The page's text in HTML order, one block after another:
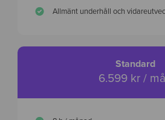
Allmänt underhåll och
Standard
6.599 kr /